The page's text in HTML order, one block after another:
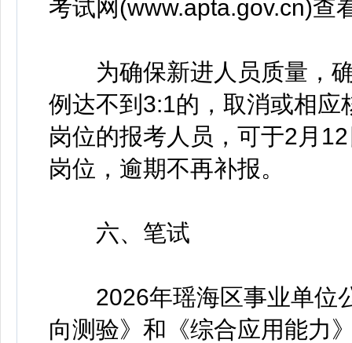
考试网(www.apta.gov.cn)查
为确保新进人员质量，确
例达不到3:1的，取消或相
岗位的报考人员，可于2月
岗位，逾期不再补报。
六、笔试
2026年瑶海区事业单位
向测验》和《综合应用能力